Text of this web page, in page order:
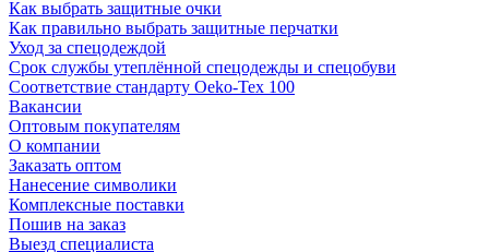
Как выбрать защитные очки
Как правильно выбрать защитные перчатки
Уход за спецодеждой
Срок службы утеплённой спецодежды и спецобуви
Соответствие стандарту Oeko-Tex 100
Вакансии
Оптовым покупателям
О компании
Заказать оптом
Нанесение символики
Комплексные поставки
Пошив на заказ
Выезд специалиста